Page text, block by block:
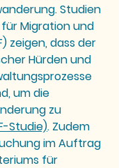
Studien
Migration und
zeigen, dass der
Hürden und
um die
zu
Studie). Zudem
im Auftrag
für